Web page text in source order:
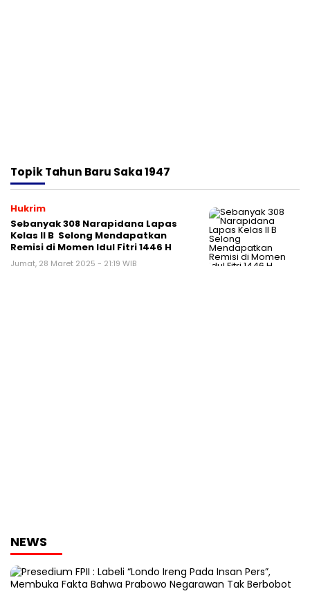
TopikTahun Baru Saka 1947
Hukrim
Sebanyak 308 Narapidana Lapas
Kelas II B Selong Mendapatkan
Remisi di Momen Idul Fitri 1446 H
Jumat, 28 Maret 2025 - 21:19 WIB
NEWS